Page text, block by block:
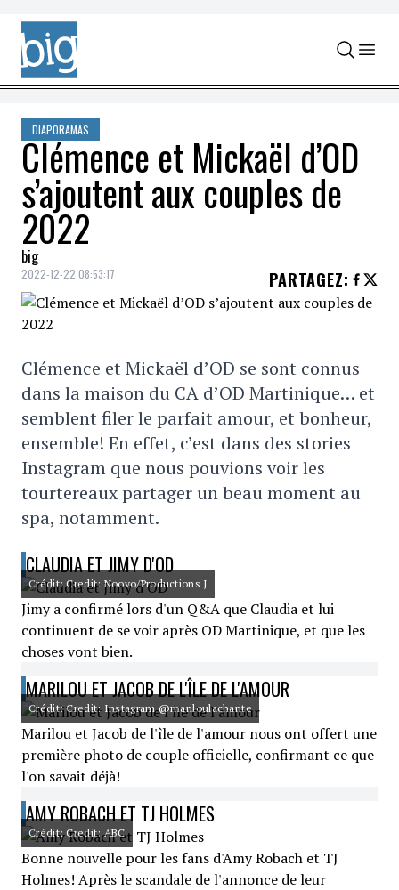
Skip to content
DIAPORAMAS
Clémence et Mickaël d’OD
s’ajoutent aux couples de
2022
big
2022-12-22 08:53:17 PARTAGEZ:
Clémence et Mickaël d’OD se sont connus
dans la maison du CA d’OD Martinique… et
semblent filer le parfait amour, et bonheur,
ensemble! En effet, c’est dans des stories
Instagram que nous pouvions voir les
tourtereaux partager un beau moment au
spa, notamment.
CLAUDIA ET JIMY D'OD
Crédit: Credit: Noovo/Productions J
Jimy a confirmé lors d'un Q&A que Claudia et lui
continuent de se voir après OD Martinique, et que les
choses vont bien.
MARILOU ET JACOB DE L'ÎLE DE L'AMOUR
Crédit: Credit: Instagram @mariloulacharite
Marilou et Jacob de l'île de l'amour nous ont offert une
première photo de couple officielle, confirmant ce que
l'on savait déjà!
AMY ROBACH ET TJ HOLMES
Crédit: Credit: ABC
Bonne nouvelle pour les fans d'Amy Robach et TJ
Holmes! Après le scandale de l'annonce de leur